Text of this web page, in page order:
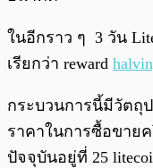
ในอีกราว ๆ 3 วัน
เรียกว่า reward
กระบวนการนี้มีวัตถุ
ราคาในการซื้อขาย
ปัจจุบันอยู่ที่ 25